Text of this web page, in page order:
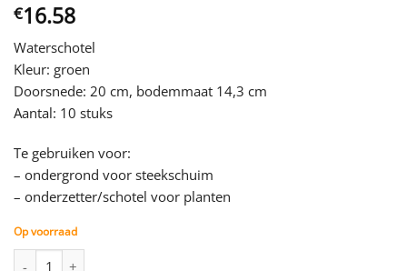
€16.58
Waterschotel
Kleur: groen
Doorsnede: 20 cm, bodemmaat 14,3 cm
Aantal: 10 stuks
Te gebruiken voor:
– ondergrond voor steekschuim
– onderzetter/schotel voor planten
Op voorraad